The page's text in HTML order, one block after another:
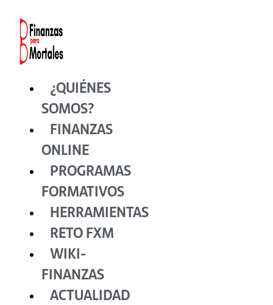
contenido
¿QUIÉNES
SOMOS?
FINANZAS
ONLINE
PROGRAMAS
FORMATIVOS
HERRAMIENTAS
RETO FXM
WIKI-
FINANZAS
ACTUALIDAD